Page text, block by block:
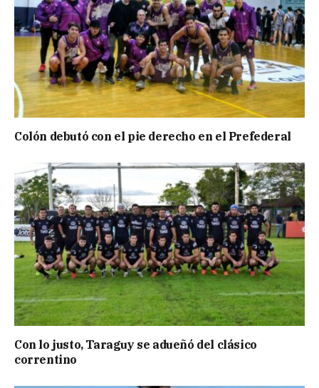
Colón debutó con el pie derecho en el Prefederal
Con lo justo, Taraguy se adueñó del clásico
correntino